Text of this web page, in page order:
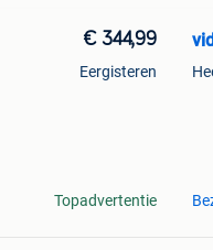
€ 344,99
Eergisteren
Topadvertentie